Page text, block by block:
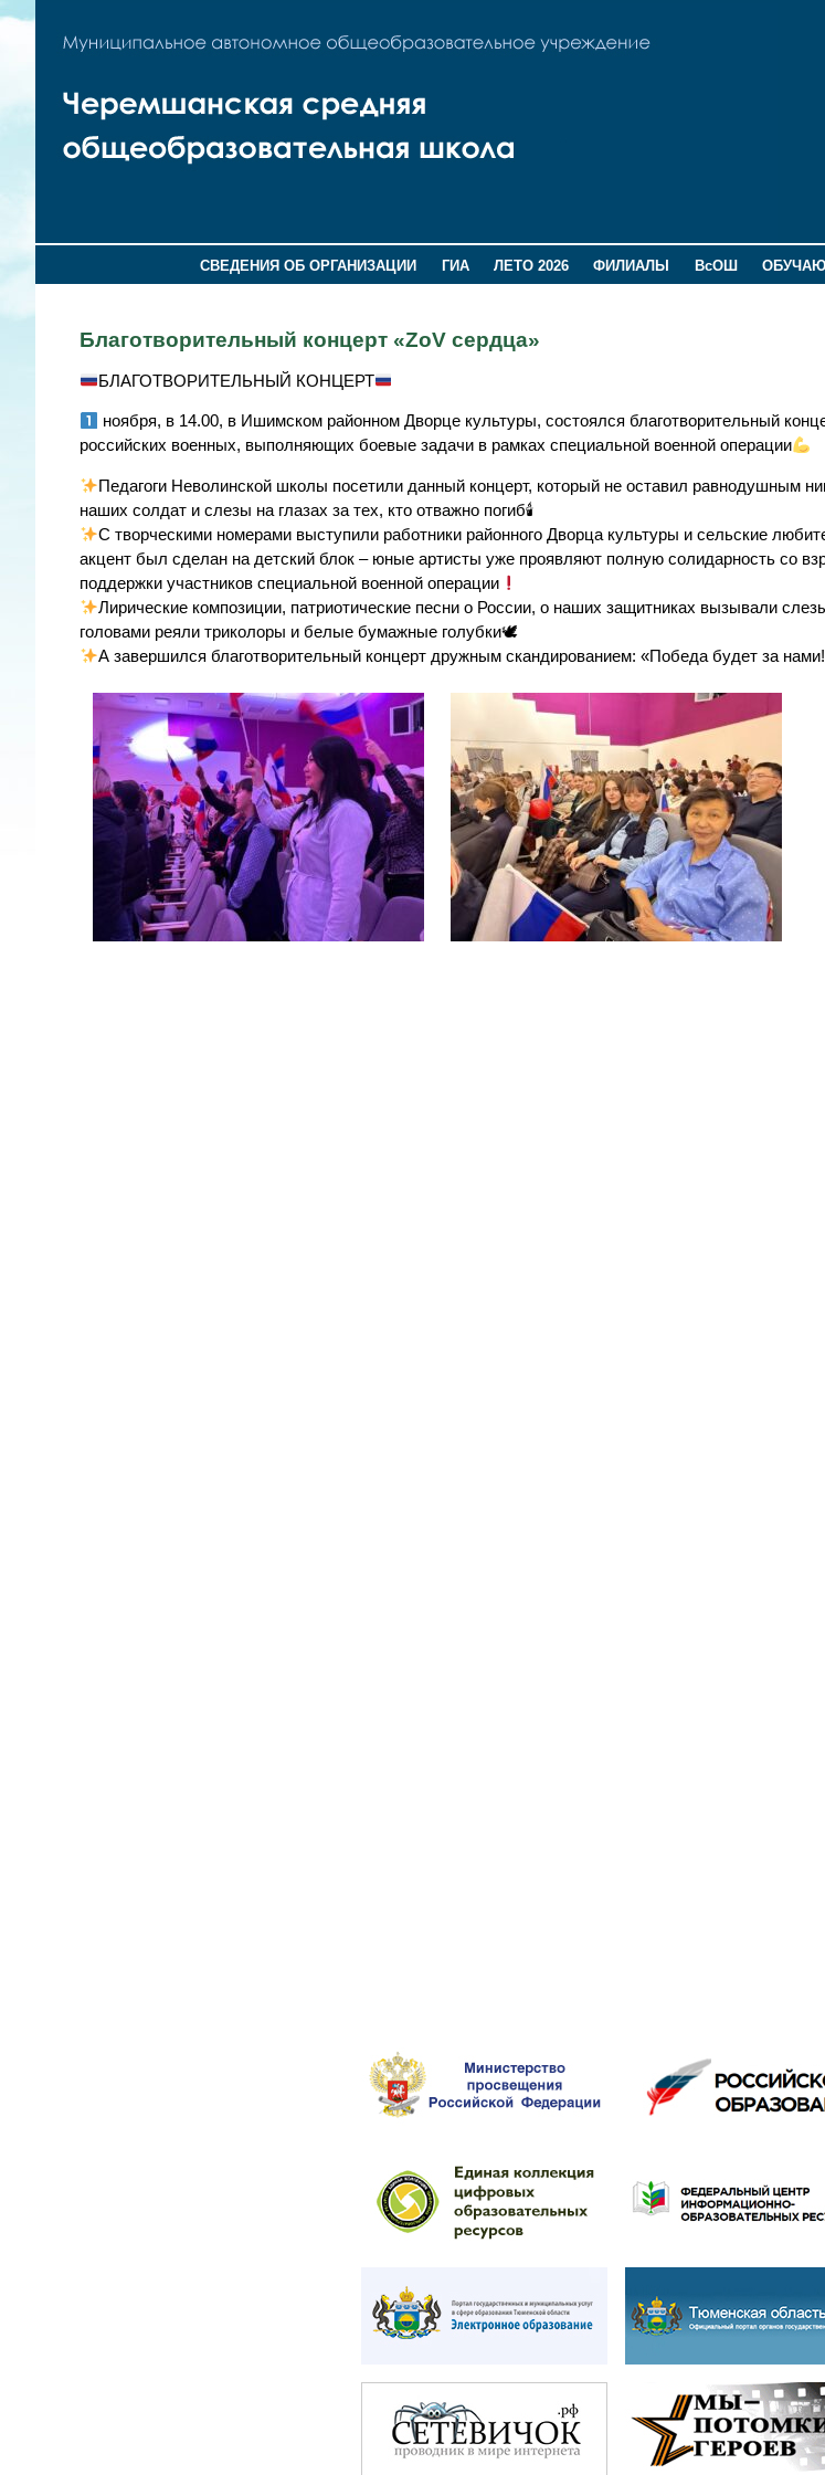
СВЕДЕНИЯ ОБ ОРГАНИЗАЦИИ ГИА ЛЕТО 2026 ФИЛИАЛЫ ВсОШ
Благотворительный концерт «ZoV сердца»
БЛАГОТВОРИТЕЛЬНЫЙ КОНЦЕРТ
ноября, в 14.00, в Ишимском районном Дворце культуры, состоялся благотворительный
российских военных, выполняющих боевые задачи в рамках специальной военной операции
Педагоги Неволинской школы посетили данный концерт, который не оставил равнодушным
наших солдат и слезы на глазах за тех, кто отважно погиб🕯
С творческими номерами выступили работники районного Дворца культуры и сельские
акцент был сделан на детский блок – юные артисты уже проявляют полную солидарность со
поддержки участников специальной военной операции
Лирические композиции, патриотические песни о России, о наших защитниках вызывали
головами реяли триколоры и белые бумажные голубки🕊
А завершился благотворительный концерт дружным скандированием: «Победа будет за